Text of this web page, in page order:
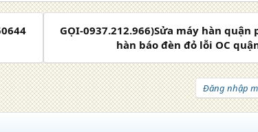
GỌI-0937.212.966)Sửa máy hàn
hàn báo đèn đỏ lỗi OC
Đăng nhập